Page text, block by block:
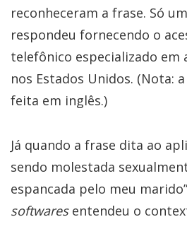
reconheceram a frase. Só
respondeu fornecendo o
telefônico especializado em
nos Estados Unidos. (Nota:
feita em inglês.)
Já quando a frase dita ao
sendo molestada
espancada pelo meu
softwaresentendeu o